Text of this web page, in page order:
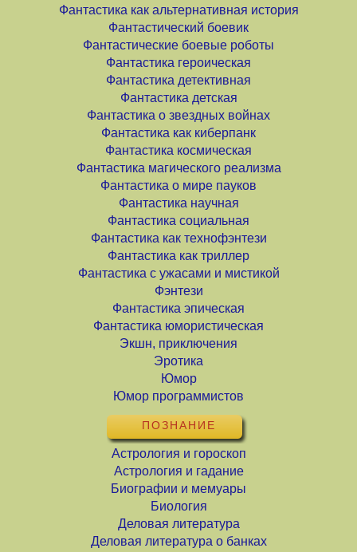
Фантастика как альтернативная история
Фантастический боевик
Фантастические боевые роботы
Фантастика героическая
Фантастика детективная
Фантастика детская
Фантастика о звездных войнах
Фантастика как киберпанк
Фантастика космическая
Фантастика магического реализма
Фантастика о мире пауков
Фантастика научная
Фантастика социальная
Фантастика как технофэнтези
Фантастика как триллер
Фантастика с ужасами и мистикой
Фэнтези
Фантастика эпическая
Фантастика юмористическая
Экшн, приключения
Эротика
Юмор
Юмор программистов
ПОЗНАНИЕ
Астрология и гороскоп
Астрология и гадание
Биографии и мемуары
Биология
Деловая литература
Деловая литература о банках